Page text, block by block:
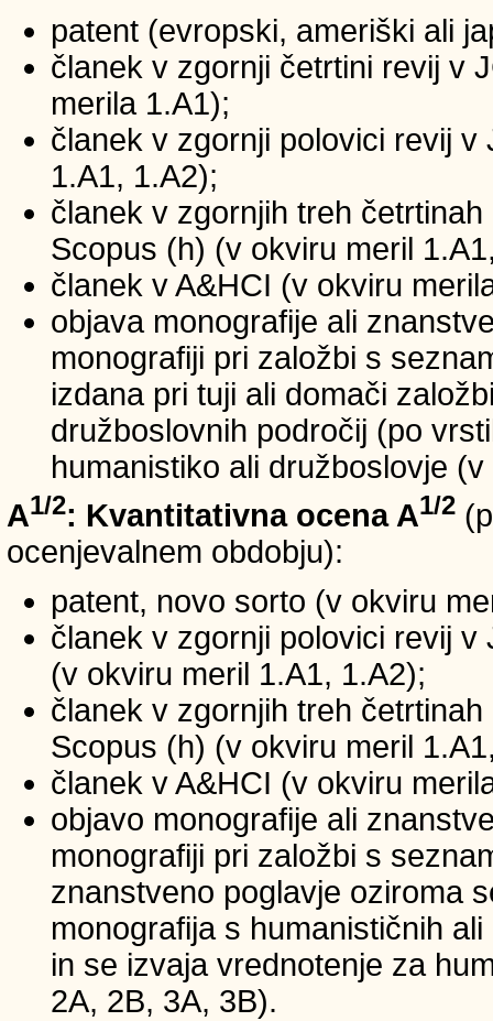
patent (evropski, ameriški ali
članek v zgornji četrtini revij v
merila 1.A1);
članek v zgornji polovici revij
1.A1, 1.A2);
članek v zgornjih treh
Scopus (h) (v okviru meril
članek v A&HCI (v okviru
objava monografije ali
monografiji pri založbi s
izdana pri tuji ali domači
družboslovnih področij (po
humanistiko ali družboslovje
A1/2: Kvantitativna ocena A1/2
ocenjevalnem obdobju):
patent, novo sorto (v okviru
članek v zgornji polovici revij
(v okviru meril 1.A1, 1.A2);
članek v zgornjih treh
Scopus (h) (v okviru meril
članek v A&HCI (v okviru
objavo monografije ali
monografiji pri založbi s
znanstveno poglavje oziroma
monografija s humanističnih
in se izvaja vrednotenje za
2A, 2B, 3A, 3B).